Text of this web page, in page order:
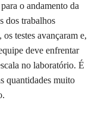
o andamento da
dos trabalhos
testes avançaram e,
deve enfrentar
no laboratório. É
quantidades muito